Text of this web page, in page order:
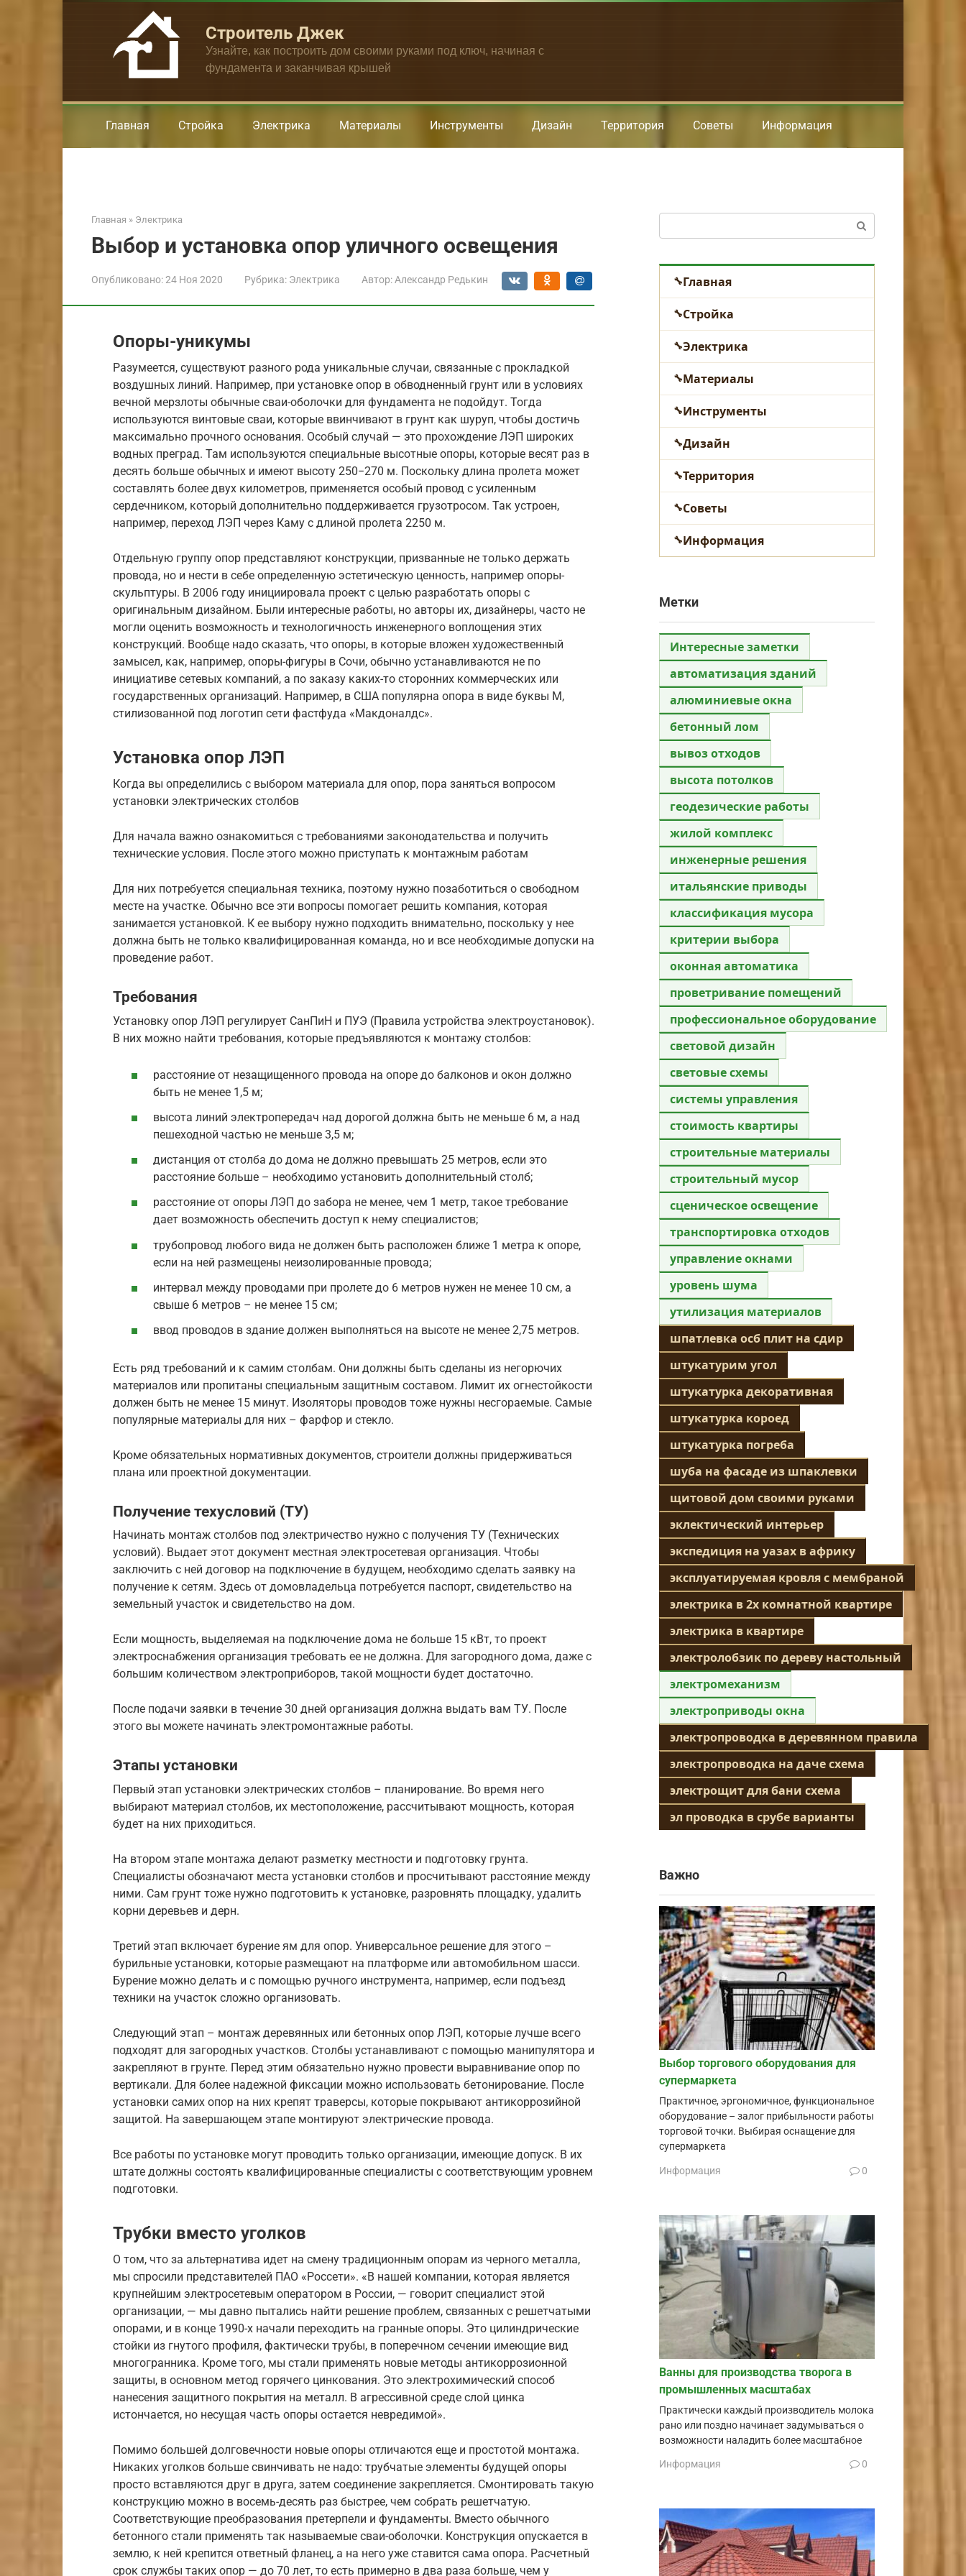
Строитель Джек
Узнайте, как построить дом своими руками под ключ, начиная с
фундамента и заканчивая крышей
Главная Стройка Электрика Материалы Инструменты Дизайн Территория Советы Информация
Главная » Электрика
Выбор и установка опор уличного освещения
Опубликовано:24 Ноя 2020 Рубрика: Электрика Автор: Александр Редькин
Опоры-уникумы
Разумеется, существуют разного рода уникальные случаи, связанные с прокладкой
воздушных линий. Например, при установке опор в обводненный грунт или в условиях
вечной мерзлоты обычные сваи-оболочки для фундамента не подойдут. Тогда
используются винтовые сваи, которые ввинчивают в грунт как шуруп, чтобы достичь
максимально прочного основания. Особый случай — это прохождение ЛЭП широких
водных преград. Там используются специальные высотные опоры, которые весят раз в
десять больше обычных и имеют высоту 250−270 м. Поскольку длина пролета может
составлять более двух километров, применяется особый провод с усиленным
сердечником, который дополнительно поддерживается грузотросом. Так устроен,
например, переход ЛЭП через Каму с длиной пролета 2250 м.
Отдельную группу опор представляют конструкции, призванные не только держать
провода, но и нести в себе определенную эстетическую ценность, например опоры-
скульптуры. В 2006 году инициировала проект с целью разработать опоры с
оригинальным дизайном. Были интересные работы, но авторы их, дизайнеры, часто не
могли оценить возможность и технологичность инженерного воплощения этих
конструкций. Вообще надо сказать, что опоры, в которые вложен художественный
замысел, как, например, опоры-фигуры в Сочи, обычно устанавливаются не по
инициативе сетевых компаний, а по заказу каких-то сторонних коммерческих или
государственных организаций. Например, в США популярна опора в виде буквы M,
стилизованной под логотип сети фастфуда «Макдоналдс».
Установка опор ЛЭП
Когда вы определились с выбором материала для опор, пора заняться вопросом
установки электрических столбов
Для начала важно ознакомиться с требованиями законодательства и получить
технические условия. После этого можно приступать к монтажным работам
Для них потребуется специальная техника, поэтому нужно позаботиться о свободном
месте на участке. Обычно все эти вопросы помогает решить компания, которая
занимается установкой. К ее выбору нужно подходить внимательно, поскольку у нее
должна быть не только квалифицированная команда, но и все необходимые допуски на
проведение работ.
Требования
Установку опор ЛЭП регулирует СанПиН и ПУЭ (Правила устройства электроустановок).
В них можно найти требования, которые предъявляются к монтажу столбов:
расстояние от незащищенного провода на опоре до балконов и окон должно
быть не менее 1,5 м;
высота линий электропередач над дорогой должна быть не меньше 6 м, а над
пешеходной частью не меньше 3,5 м;
дистанция от столба до дома не должно превышать 25 метров, если это
расстояние больше – необходимо установить дополнительный столб;
расстояние от опоры ЛЭП до забора не менее, чем 1 метр, такое требование
дает возможность обеспечить доступ к нему специалистов;
трубопровод любого вида не должен быть расположен ближе 1 метра к опоре,
если на ней размещены неизолированные провода;
интервал между проводами при пролете до 6 метров нужен не менее 10 см, а
свыше 6 метров – не менее 15 см;
ввод проводов в здание должен выполняться на высоте не менее 2,75 метров.
Есть ряд требований и к самим столбам. Они должны быть сделаны из негорючих
материалов или пропитаны специальным защитным составом. Лимит их огнестойкости
должен быть не менее 15 минут. Изоляторы проводов тоже нужны несгораемые. Самые
популярные материалы для них – фарфор и стекло.
Кроме обязательных нормативных документов, строители должны придерживаться
плана или проектной документации.
Получение техусловий (ТУ)
Начинать монтаж столбов под электричество нужно с получения ТУ (Технических
условий). Выдает этот документ местная электросетевая организация. Чтобы
заключить с ней договор на подключение в будущем, необходимо сделать заявку на
получение к сетям. Здесь от домовладельца потребуется паспорт, свидетельство на
земельный участок и свидетельство на дом.
Если мощность, выделяемая на подключение дома не больше 15 кВт, то проект
электроснабжения организация требовать ее не должна. Для загородного дома, даже с
большим количеством электроприборов, такой мощности будет достаточно.
После подачи заявки в течение 30 дней организация должна выдать вам ТУ. После
этого вы можете начинать электромонтажные работы.
Этапы установки
Первый этап установки электрических столбов – планирование. Во время него
выбирают материал столбов, их местоположение, рассчитывают мощность, которая
будет на них приходиться.
На втором этапе монтажа делают разметку местности и подготовку грунта.
Специалисты обозначают места установки столбов и просчитывают расстояние между
ними. Сам грунт тоже нужно подготовить к установке, разровнять площадку, удалить
корни деревьев и дерн.
Третий этап включает бурение ям для опор. Универсальное решение для этого –
бурильные установки, которые размещают на платформе или автомобильном шасси.
Бурение можно делать и с помощью ручного инструмента, например, если подъезд
техники на участок сложно организовать.
Следующий этап – монтаж деревянных или бетонных опор ЛЭП, которые лучше всего
подходят для загородных участков. Столбы устанавливают с помощью манипулятора и
закрепляют в грунте. Перед этим обязательно нужно провести выравнивание опор по
вертикали. Для более надежной фиксации можно использовать бетонирование. После
установки самих опор на них крепят траверсы, которые покрывают антикоррозийной
защитой. На завершающем этапе монтируют электрические провода.
Все работы по установке могут проводить только организации, имеющие допуск. В их
штате должны состоять квалифицированные специалисты с соответствующим уровнем
подготовки.
Трубки вместо уголков
О том, что за альтернатива идет на смену традиционным опорам из черного металла,
мы спросили представителей ПАО «Россети». «В нашей компании, которая является
крупнейшим электросетевым оператором в России, — говорит специалист этой
организации, — мы давно пытались найти решение проблем, связанных с решетчатыми
опорами, и в конце 1990-х начали переходить на гранные опоры. Это цилиндрические
стойки из гнутого профиля, фактически трубы, в поперечном сечении имеющие вид
многогранника. Кроме того, мы стали применять новые методы антикоррозионной
защиты, в основном метод горячего цинкования. Это электрохимический способ
нанесения защитного покрытия на металл. В агрессивной среде слой цинка
истончается, но несущая часть опоры остается невредимой».
Помимо большей долговечности новые опоры отличаются еще и простотой монтажа.
Никаких уголков больше свинчивать не надо: трубчатые элементы будущей опоры
просто вставляются друг в друга, затем соединение закрепляется. Смонтировать такую
конструкцию можно в восемь-десять раз быстрее, чем собрать решетчатую.
Соответствующие преобразования претерпели и фундаменты. Вместо обычного
бетонного стали применять так называемые сваи-оболочки. Конструкция опускается в
землю, к ней крепится ответный фланец, а на него уже ставится сама опора. Расчетный
срок службы таких опор — до 70 лет, то есть примерно в два раза больше, чем у
Главная
Стройка
Электрика
Материалы
Инструменты
Дизайн
Территория
Советы
Информация
Метки
Интересные заметки
автоматизация зданий
алюминиевые окна
бетонный лом
вывоз отходов
высота потолков
геодезические работы
жилой комплекс
инженерные решения
итальянские приводы
классификация мусора
критерии выбора
оконная автоматика
проветривание помещений
профессиональное оборудование
световой дизайн
световые схемы
системы управления
стоимость квартиры
строительные материалы
строительный мусор
сценическое освещение
транспортировка отходов
управление окнами
уровень шума
утилизация материалов
шпатлевка осб плит на сдир
штукатурим угол
штукатурка декоративная
штукатурка короед
штукатурка погреба
шуба на фасаде из шпаклевки
щитовой дом своими руками
эклектический интерьер
экспедиция на уазах в африку
эксплуатируемая кровля с мембраной
электрика в 2х комнатной квартире
электрика в квартире
электролобзик по дереву настольный
электромеханизм
электроприводы окна
электропроводка в деревянном правила
электропроводка на даче схема
электрощит для бани схема
эл проводка в срубе варианты
Важно
Выбор торгового оборудования для
супермаркета
Практичное, эргономичное, функциональное
оборудование – залог прибыльности работы
торговой точки. Выбирая оснащение для
супермаркета
Информация 0
Ванны для производства творога в
промышленных масштабах
Практически каждый производитель молока
рано или поздно начинает задумываться о
возможности наладить более масштабное
Информация 0